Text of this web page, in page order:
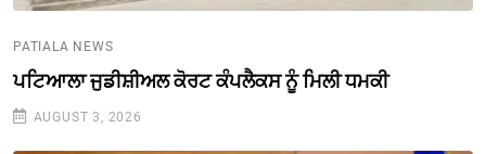
PATIALA NEWS
ਪਟਿਆਲਾ ਜੁਡੀਸ਼ੀਅਲ ਕੋਰਟ ਕੰਪਲੈਕਸ ਨੂੰ ਮਿਲੀ ਧਮਕੀ
AUGUST 3, 2026